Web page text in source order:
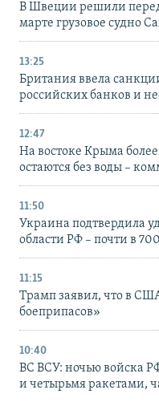
В Швеции решили
марте грузовое судно
13:25
Британия ввела
российских банков и
12:47
На востоке Крыма
остаются без воды –
11:50
Украина подтвердила
области РФ – почти в
11:15
Трамп заявил, что в
боеприпасов»
10:40
ВС ВСУ: ночью войска
и четырьмя ракетами,